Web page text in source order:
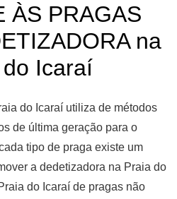
ÀS PRAGAS
na
Icaraí
do Icaraí utiliza de métodos
de última geração para o
tipo de praga existe um
a dedetizadora na Praia do
do Icaraí de pragas não